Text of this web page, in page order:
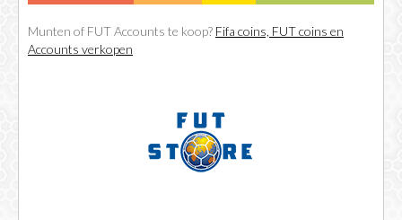
Munten of FUT Accounts te koop? Fifa coins, FUT coins en
Accounts verkopen